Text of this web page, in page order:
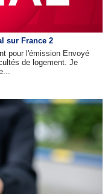
sur France 2
pour l'émission Envoyé
de logement. Je